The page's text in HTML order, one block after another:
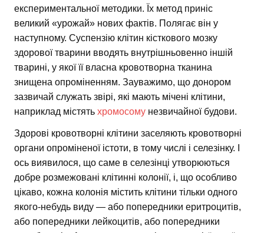
експериментальної методики. Їх метод приніс
великий «урожай» нових фактів. Полягає він у
наступному. Суспензію клітин кісткового мозку
здорової тварини вводять внутрішньовенно іншій
тварині, у якої її власна кровотворна тканина
знищена опроміненням. Зауважимо, що донором
зазвичай служать звірі, які мають мічені клітини,
наприклад містять хромосому незвичайної будови.
Здорові кровотворні клітини заселяють кровотворні
органи опроміненої істоти, в тому числі і селезінку. І
ось виявилося, що саме в селезінці утворюються
добре розмежовані клітинні колонії, і, що особливо
цікаво, кожна колонія містить клітини тільки одного
якого-небудь виду — або попередники еритроцитів,
або попередники лейкоцитів, або попередники